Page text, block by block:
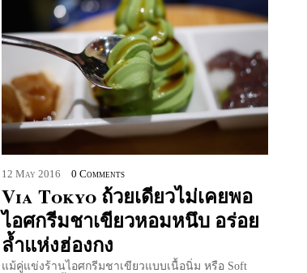
12 May 2016 0 Comments
Via Tokyo ถ้วยเดียวไม่เคยพอ
ไอศกรีมชาเขียวหอมหนึบ อร่อย
ล้ำแห่งฮ่องกง
แม้คู่แข่งร้านไอศกรีมชาเขียวแบบเนื้อนิ่ม หรือ Soft